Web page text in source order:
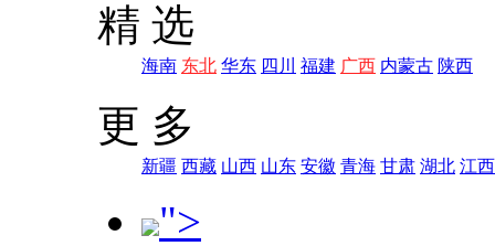
精 选
海南 东北 华东 四川 福建 广西 内蒙古 陕西
更 多
新疆 西藏 山西 山东 安徽 青海 甘肃 湖北 江西
">